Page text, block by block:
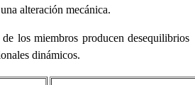
alteración mecánica.
los miembros producen desequilibrios
dinámicos.